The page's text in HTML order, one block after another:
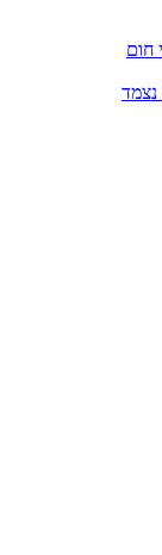
חום
נצמד